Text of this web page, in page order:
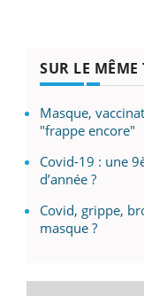
SUR LE MÊME
Masque,
"frappe encore"
Covid-19 : une
d’année ?
Covid, grippe,
masque ?